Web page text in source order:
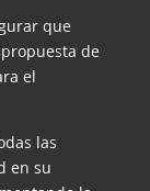
que
de
el
las
en su